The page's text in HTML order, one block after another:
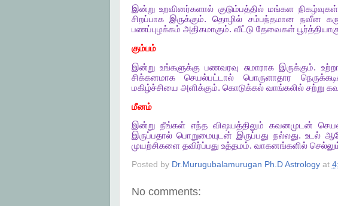
இன்று உறவினர்களால் குடும்பத்தில் மங்கள நிகழ்வுகள்
சிறப்பாக
இருக்கும்.தொழில் சம்பந்தமான நவீன
பணப்புழக்கம் அதிகமாகும். வீட்டு தேவைகள்
கும்பம்
இன்று உங்களுக்கு பணவரவு சுமாராக இருக்கும்.
சிக்கனமாக
செயல்பட்டால் பொருளாதார
மகிழ்ச்சியை அளிக்கும். கொடுக்கல் வாங்கலில் சற்று
மீனம்
இன்று நீங்கள் எந்த விஷயத்திலும் கவனமுடன்
இருப்பதால் பொறுமையுடன் இருப்பது நல்லது. உடல்
முயற்சிகளை தவிர்ப்பது உத்தமம். வாகனங்களில்
Posted by Dr.Murugubalamurugan Ph.D Astrology at
No comments: